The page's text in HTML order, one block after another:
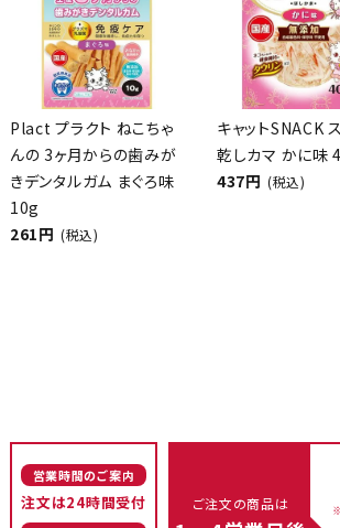
Plact プラクト ねこちゃ
んの 3ヶ月からの歯みが
きデンタルガム まぐろ味
10g
261円 (税込)
キャットSNACK
乾しカマ かに味
437円 (税込)
営業時間のご案内
注文は24時間受付 ご注文の商品は